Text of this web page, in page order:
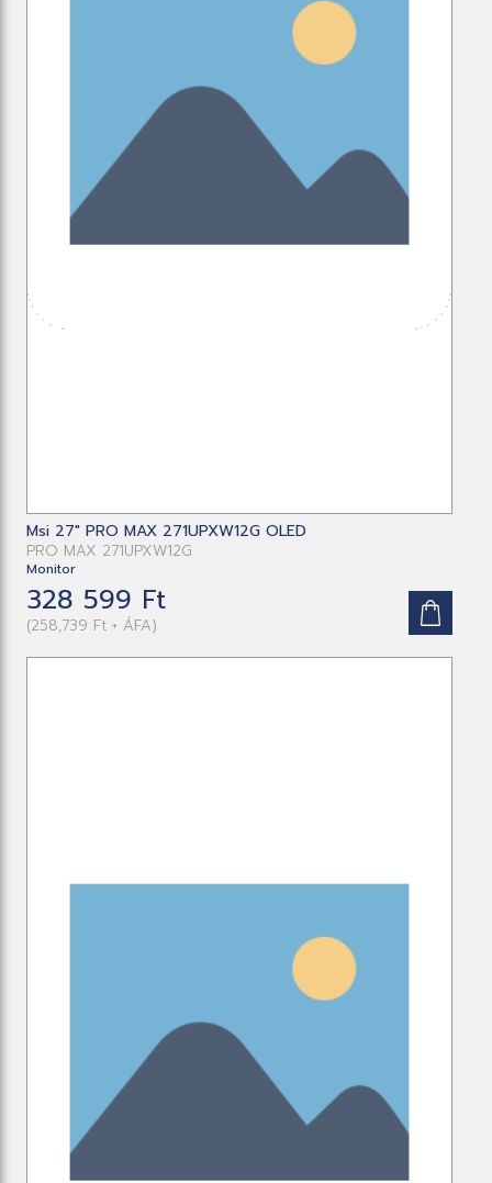
Msi 27" PRO MAX 271UPXW12G OLED
PRO MAX 271UPXW12G
Monitor
328 599 Ft
(258,739 Ft + ÁFA)